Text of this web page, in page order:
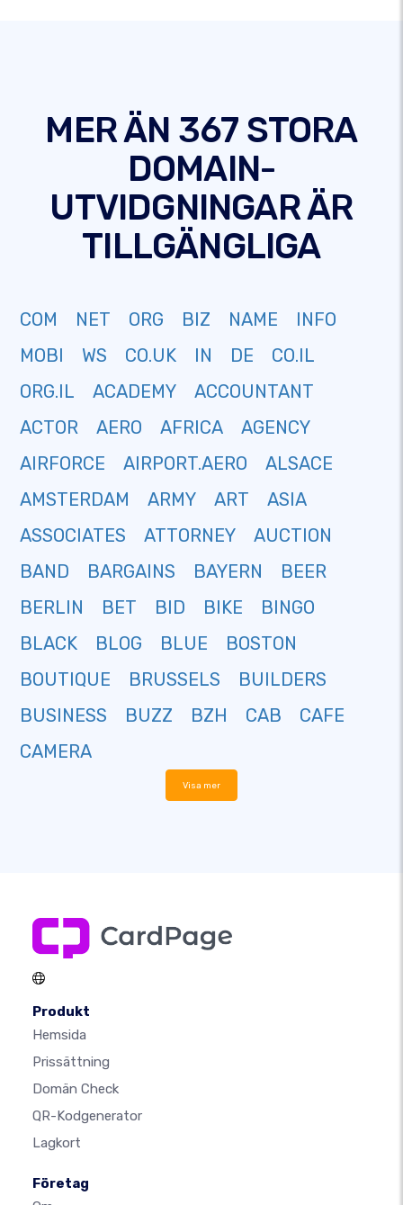
MER ÄN 367 STORA
DOMAIN-
UTVIDGNINGAR ÄR
TILLGÄNGLIGA
COM NET ORG BIZ NAME
INFO
MOBI
WS CO.UK IN DE
CO.IL
ORG.IL
ACADEMY
ACCOUNTANT
ACTOR
AERO AFRICA
AGENCY
AIRFORCE
AIRPORT.AERO
ALSACE
AMSTERDAM
ARMY ART
ASIA
ASSOCIATES
ATTORNEY
AUCTION
BAND
BARGAINS BAYERN
BEER
BERLIN
BET BID BIKE
BINGO
BLACK
BLOG BLUE
BOSTON
BOUTIQUE
BRUSSELS
BUILDERS
BUSINESS
BUZZ BZH CAB
CAFE
CAMERA
Visa mer
Produkt
Hemsida
Prissättning
Domän Check
QR-Kodgenerator
Lagkort
Företag